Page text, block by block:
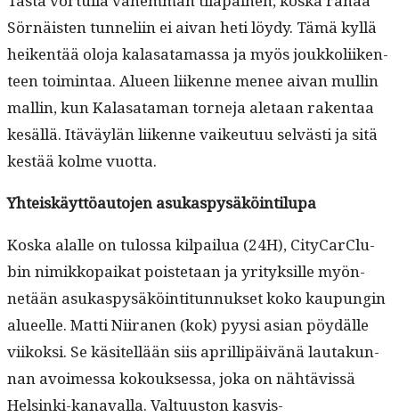
Sörnäis­ten tun­neli­in ei aivan heti löy­dy. Tämä kyl­lä
heiken­tää olo­ja kalasa­ta­mas­sa ja myös joukkoli­iken­
teen toim­intaa. Alueen liikenne menee aivan mullin
mallin, kun Kalasa­ta­man torne­ja ale­taan rak­en­taa
kesäl­lä. Itäväylän liikenne vaikeu­tuu selvästi ja sitä
kestää kolme vuotta.
Yhteiskäyt­töau­to­jen asukaspysäköintilupa
Kos­ka alalle on tulos­sa kil­pailua (24H), City­Car­Clu­
bin nimikkopaikat pois­te­taan ja yri­tyk­sille myön­
netään asukaspysäköin­ti­tun­nuk­set koko kaupun­gin
alueelle. Mat­ti Niira­nen (kok) pyysi asian pöy­dälle
viikok­si. Se käsitel­lään siis april­lipäivänä lau­takun­
nan avoimes­sa kok­ouk­ses­sa, joka on nähtävis­sä
Helsin­ki-kanaval­la. Val­tu­us­ton kasvis­